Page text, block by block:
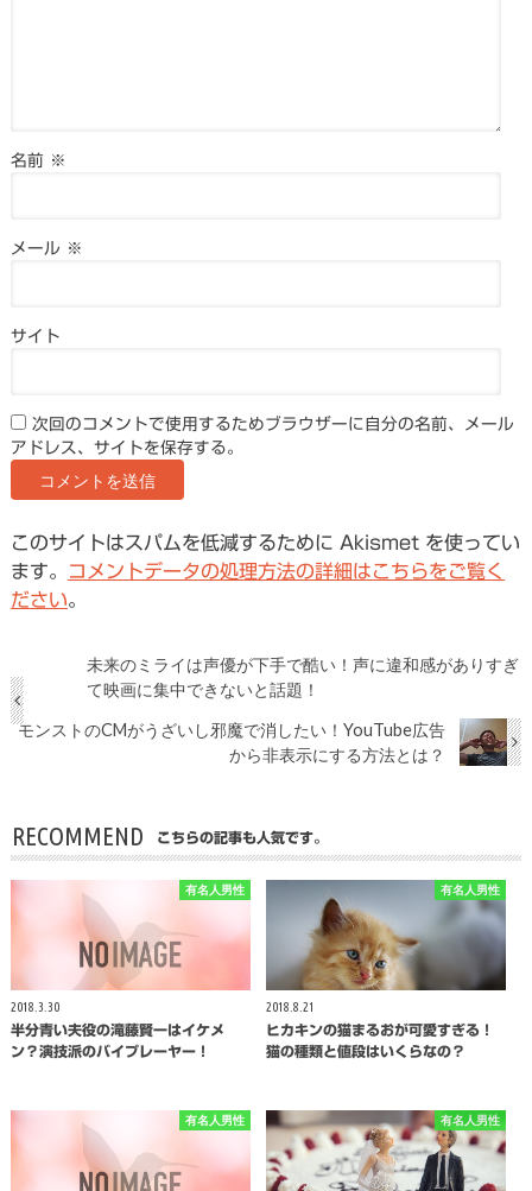
名前 ※
メール ※
サイト
次回のコメントで使用するためブラウザーに自分の名前、メール
アドレス、サイトを保存する。
このサイトはスパムを低減するために Akismet を使ってい
ます。
コメントデータの処理方法の詳細はこちらをご覧く
ださい。
未来のミライは声優が下手で酷い！声に違和感がありすぎ
て映画に集中できないと話題！
モンストのCMがうざいし邪魔で消したい！YouTube広告
から非表示にする方法とは？
RECOMMEND こちらの記事も人気です。
有名人男性
2018.3.30
半分青い夫役の滝藤賢一はイケメ
ン？演技派のバイプレーヤー！
有名人男性
2018.8.21
ヒカキンの猫まるおが可愛すぎる！
猫の種類と値段はいくらなの？
有名人男性 有名人男性